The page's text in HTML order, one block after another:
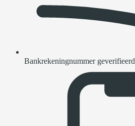
Bankrekeningnummer geverifieerd